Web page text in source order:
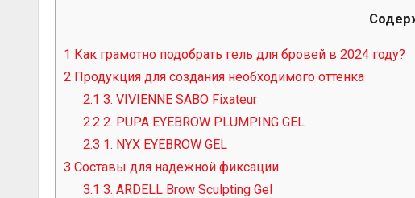
1 Как грамотно подобрать гель для бровей в 2024 году?
2 Продукция для создания необходимого оттенка
2.1 3. VIVIENNE SABO Fixateur
2.2 2. PUPA EYEBROW PLUMPING GEL
2.3 1. NYX EYEBROW GEL
3 Составы для надежной фиксации
3.1 3. ARDELL Brow Sculpting Gel